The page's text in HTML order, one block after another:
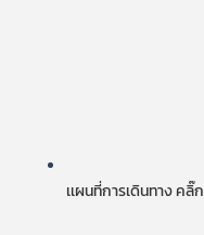
เเผนที่การเดินทาง คลิ๊ก